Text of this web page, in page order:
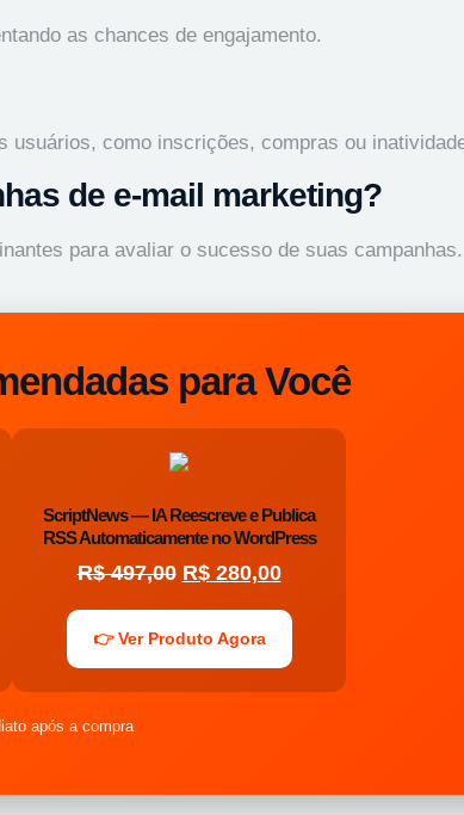
as chances de engajamento.
como inscrições, compras ou
de e-mail marketing?
para avaliar o sucesso de suas campanhas.
para Você
ScriptNews — IA Reescreve e Publica
RSS Automaticamente no WordPress
R$497,00 R$280,00
👉 Ver Produto Agora
após a compra